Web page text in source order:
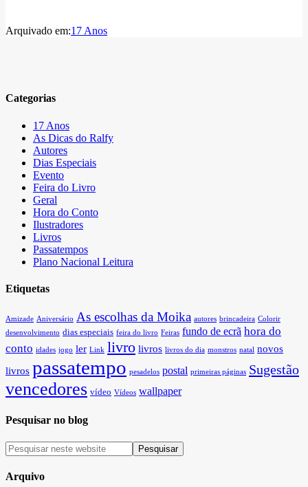
Arquivado em:17 Anos
Categorias
17 Anos
As Dicas do Ralfy
Autores
Dias Especiais
Evento
Feira do Livro
Geral
Hora do Conto
Ilustradores
Livros
Passatempos
Plano Nacional Leitura
Etiquetas
Amizade Aniversário As escolhas da Moika autores brincadeira Colorir
desenvolvimento dias especiais feira do livro Feiras fundo de ecrã hora do
conto idades jogo ler Link livro livros livros do dia monstros natal novos
livros passatempo pesadelos postal primeiras páginas Sugestão
vencedores vídeo Vídeos wallpaper
Pesquisar no blog
Arquivo